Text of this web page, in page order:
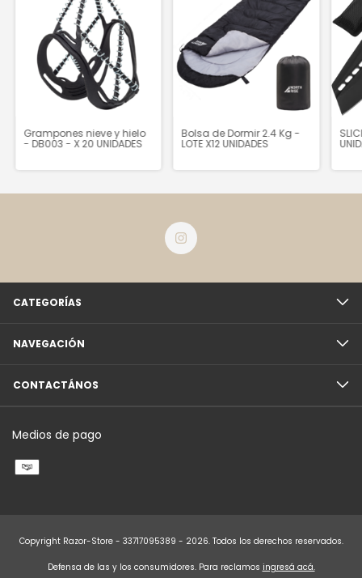
Grampones nieve y hielo
- DB003 - X 20 UNIDADES
Bolsa de Dormir 2.4 Kg -
LOTE X12 UNIDADES
CATEGORÍAS
NAVEGACIÓN
CONTACTÁNOS
Medios de pago
Copyright Razor-Store - 33717095389 - 2026. Todos los derechos reservados.
Defensa de las y los consumidores. Para reclamos ingresá acá.